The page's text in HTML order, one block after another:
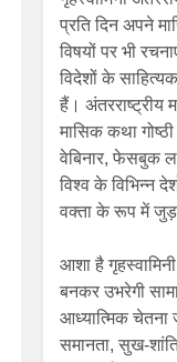
प्रति दिन अपने
विषयों पर भी
विदेशों के
हैं। अंतरराष्ट्रीय
मासिक कथा
वेबिनार, फेसबुक
विश्व के विभिन्न
वक्ता के रूप में
आशा है
बनकर उभरेगी
आध्यात्मिक चेतना
समानता, सुख-